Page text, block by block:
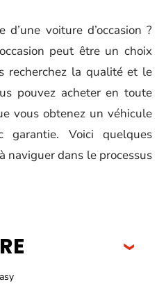
voiture d’occasion ?
peut être un choix
recherchez la qualité et le
pouvez acheter en toute
vous obtenez un véhicule
garantie. Voici quelques
naviguer dans le processus